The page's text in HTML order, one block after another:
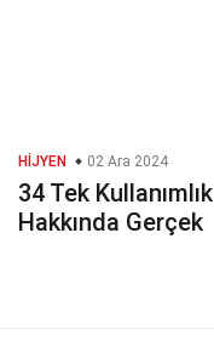
HIJYEN 02 Ara 2024
34 Tek Kullanımlık
Hakkında Gerçek